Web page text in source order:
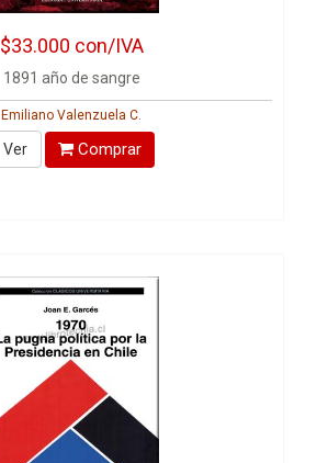
$33.000 con/IVA
1891 año de sangre
Emiliano Valenzuela C.
Ver Comprar